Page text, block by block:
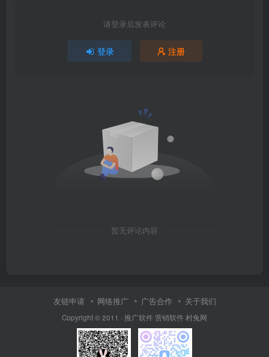
请登录后发表评论
登录 注册
暂无评论内容
友链申请 网络推广 广告合作 关于我们
Copyright © 2011 · 推广软件营销软件村兔网